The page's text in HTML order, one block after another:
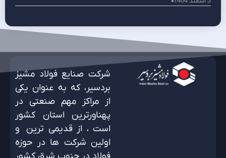
شرکت صنایع فولاد مشیز
بردسیر، که به عنوان یکی
از مراکز مهم صنعتی در
پهناورترین استان کشور
است ، از قدیمی ترین و
اولین شرکت ها در حوزه